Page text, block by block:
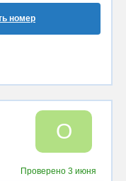
номер
О
Проверено3 июня